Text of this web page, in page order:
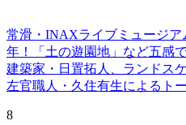
常滑・INAXライブミュージア
年！「土の遊園地」など五感
建築家・日置拓人、ランドス
左官職人・久住有生によるトー
8